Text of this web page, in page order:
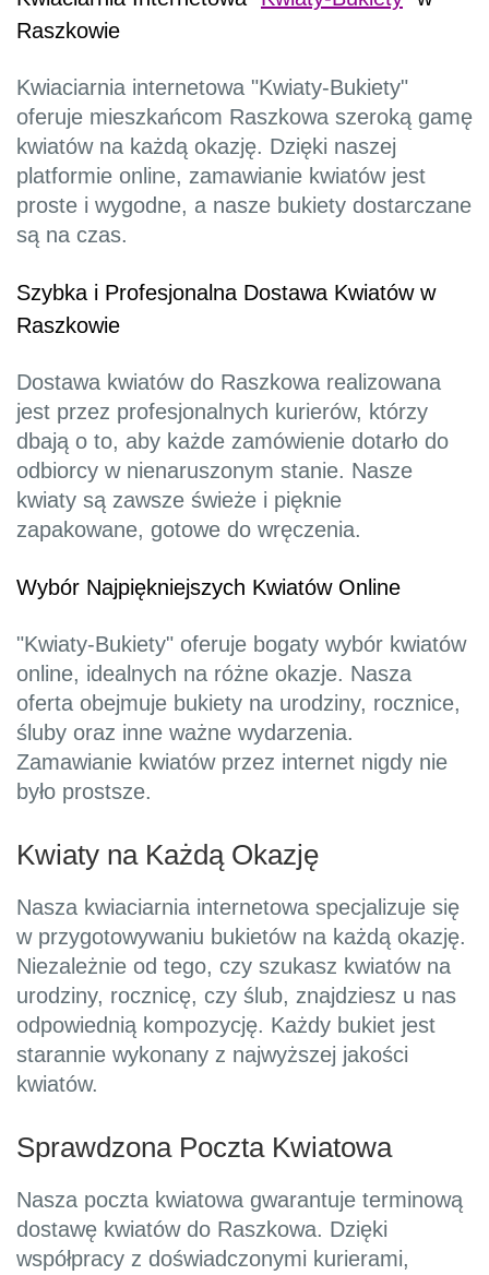
Raszkowie
Kwiaciarnia internetowa "Kwiaty-Bukiety"
oferuje mieszkańcom Raszkowa szeroką gamę
kwiatów na każdą okazję. Dzięki naszej
platformie online, zamawianie kwiatów jest
proste i wygodne, a nasze bukiety dostarczane
są na czas.
Szybka i Profesjonalna Dostawa Kwiatów w
Raszkowie
Dostawa kwiatów do Raszkowa realizowana
jest przez profesjonalnych kurierów, którzy
dbają o to, aby każde zamówienie dotarło do
odbiorcy w nienaruszonym stanie. Nasze
kwiaty są zawsze świeże i pięknie
zapakowane, gotowe do wręczenia.
Wybór Najpiękniejszych Kwiatów Online
"Kwiaty-Bukiety" oferuje bogaty wybór kwiatów
online, idealnych na różne okazje. Nasza
oferta obejmuje bukiety na urodziny, rocznice,
śluby oraz inne ważne wydarzenia.
Zamawianie kwiatów przez internet nigdy nie
było prostsze.
Kwiaty na Każdą Okazję
Nasza kwiaciarnia internetowa specjalizuje się
w przygotowywaniu bukietów na każdą okazję.
Niezależnie od tego, czy szukasz kwiatów na
urodziny, rocznicę, czy ślub, znajdziesz u nas
odpowiednią kompozycję. Każdy bukiet jest
starannie wykonany z najwyższej jakości
kwiatów.
Sprawdzona Poczta Kwiatowa
Nasza poczta kwiatowa gwarantuje terminową
dostawę kwiatów do Raszkowa. Dzięki
współpracy z doświadczonymi kurierami,